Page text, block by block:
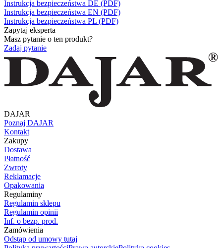
Instrukcja bezpieczeństwa DE (PDF)
Instrukcja bezpieczeństwa EN (PDF)
Instrukcja bezpieczeństwa PL (PDF)
Zapytaj eksperta
Masz pytanie o ten produkt?
Zadaj pytanie
DAJAR
Poznaj DAJAR
Kontakt
Zakupy
Dostawa
Płatność
Zwroty
Reklamacje
Opakowania
Regulaminy
Regulamin sklepu
Regulamin opinii
Inf. o bezp. prod.
Zamówienia
Odstąp od umowy tutaj